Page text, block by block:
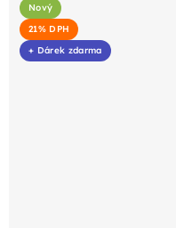
Nový
21% DPH
+ Dárek zdarma